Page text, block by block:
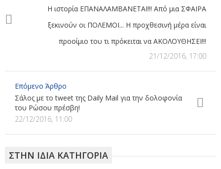
Η ιστορία ΕΠΑΝΑΛΑΜΒΑΝΕΤΑΙ!!! Από μια ΣΦΑΙΡΑ
ξεκινούν οι ΠΟΛΕΜΟΙ... Η προχθεσινή μέρα είναι
προοίμιο του τι πρόκειται να ΑΚΟΛΟΥΘΗΣΕΙ!!!
21/12/2016, 17:00
Επόμενο Άρθρο
Σάλος με το tweet της Daily Mail για την δολοφονία
του Ρώσου πρέσβη!
22/12/2016, 11:00
ΣΤΗΝ ΙΔΙΑ ΚΑΤΗΓΟΡΙΑ